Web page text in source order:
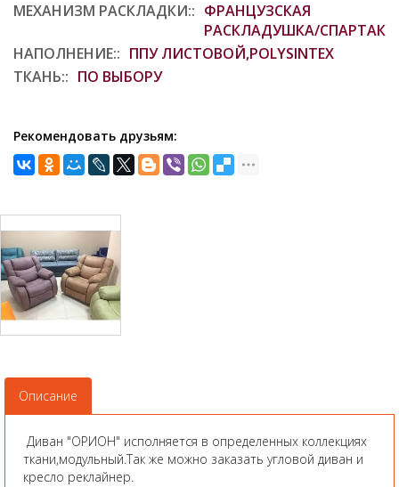
МЕХАНИЗМ РАСКЛАДКИ:: ФРАНЦУЗСКАЯ
РАСКЛАДУШКА/СПАРТАК
НАПОЛНЕНИЕ:: ППУ ЛИСТОВОЙ,POLYSINTEX
ТКАНЬ:: ПО ВЫБОРУ
Рекомендовать друзьям:
Описание
Диван "ОРИОН" исполняется в определенных коллекциях
ткани,модульный.Так же можно заказать угловой диван и
кресло реклайнер.